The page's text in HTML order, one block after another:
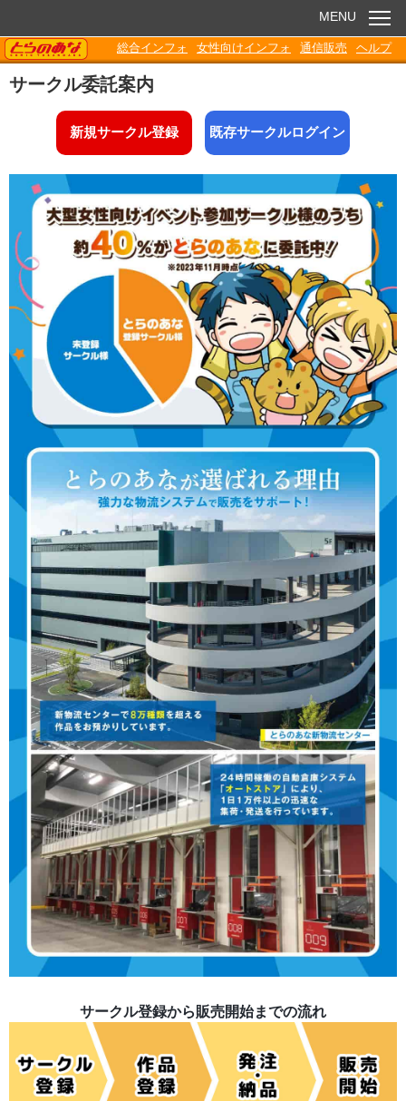
お知らせ
電子書籍
Q&A
各種ダウンロード
MENU
TORANOANA
総合インフォ 女性向けインフォ 通信販売 ヘルプ
サークル委託案内
新規サークル登録 既存サークルログイン
サークル登録から販売開始までの流れ